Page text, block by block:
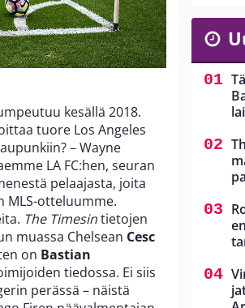
kesällä 2018.
tuore Los Angeles
– Wayne
LA FC:hen, seuran
pelaajasta, joita
MLS-otteluumme.
The Timesintietojen
muassa Chelsean Cesc
on Bastian
tiedossa. Ei siis
perässä – näistä